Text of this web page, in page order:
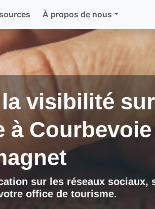
À propos de nous
visibilité
à Courbevoie
sur les réseaux sociaux,
office de tourisme.